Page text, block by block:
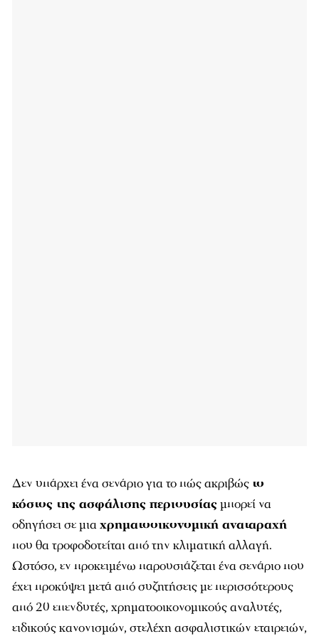
Δεν υπάρχει ένα σενάριο για το πώς ακριβώς το
κόστος της ασφάλισης περιουσίαςμπορεί να
οδηγήσει σε μιαχρηματοοικονομική αναταραχή
που θα τροφοδοτείται από την κλιματική αλλαγή.
Ωστόσο, εν προκειμένω παρουσιάζεται ένα σενάριο που
έχει προκύψει μετά από συζητήσεις με περισσότερους
από 20 επενδυτές, χρηματοοικονομικούς αναλυτές,
ειδικούς κανονισμών, στελέχη ασφαλιστικών εταιρειών,